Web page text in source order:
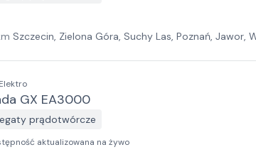
Szczecin, Zielona Góra, Suchy Las, Poznań, Jawor,
GX EA3000
prądotwórcze
aktualizowana na żywo